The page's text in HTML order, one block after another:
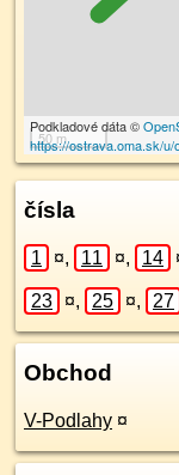
50 m
Podkladové dáta ©
https://ostrava.oma.sk/u/
čísla
1 ¤, 11 ¤, 14
23 ¤, 25 ¤, 27
Obchod
V-Podlahy ¤